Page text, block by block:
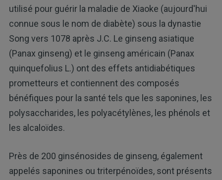
utilisé pour guérir la maladie de Xiaoke (aujourd'hui
connue sous le nom de diabète) sous la dynastie
Song vers 1078 après J.C. Le ginseng asiatique
(Panax ginseng) et le ginseng américain (Panax
quinquefolius L.) ont des effets antidiabétiques
prometteurs et contiennent des composés
bénéfiques pour la santé tels que les saponines, les
polysaccharides, les polyacétylènes, les phénols et
les alcaloïdes.
Près de 200 ginsénosides de ginseng, également
appelés saponines ou triterpénoïdes, sont présents